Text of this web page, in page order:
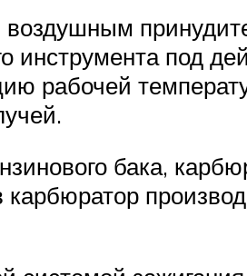
инструмента под
рабочей
бака,